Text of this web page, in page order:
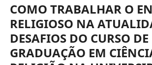
COMO TRABALHAR O
RELIGIOSO NA
DESAFIOS DO CURSO DE
GRADUAÇÃO EM